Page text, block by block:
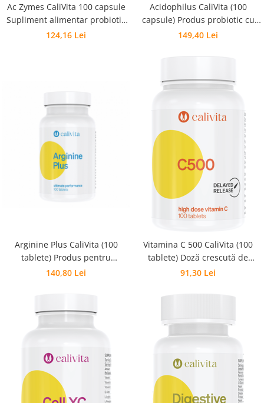
Ac Zymes CaliVita 100 capsule
Supliment alimentar probiotic
pentru sistemul
124,16 Lei
Acidophilus CaliVita (100
capsule) Produs probiotic cu
fibre
149,40 Lei
Arginine Plus CaliVita (100
tablete) Produs pentru
dezvoltarea şi regenerarea
140,80 Lei
Vitamina C 500 CaliVita (100
tablete) Doză crescută de
vitamina C
91,30 Lei